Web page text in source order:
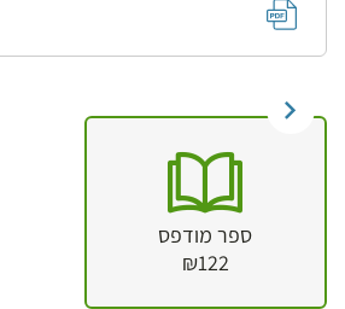
ספר מודפס
₪122